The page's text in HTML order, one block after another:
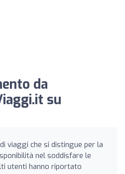
da
su
viaggi che si distingue per la
nel soddisfare le
utenti hanno riportato